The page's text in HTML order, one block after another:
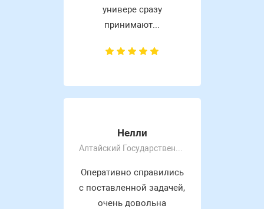
универе сразу
принимают...
Нелли
Оперативно справились
с поставленной задачей,
очень довольна